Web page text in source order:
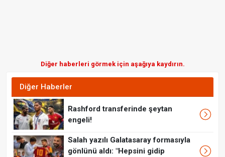
Diğer haberleri görmek için aşağıya kaydırın.
Diğer Haberler
Rashford transferinde şeytan
engeli!
Salah yazılı Galatasaray formasıyla
gönlünü aldı: "Hepsini gidip